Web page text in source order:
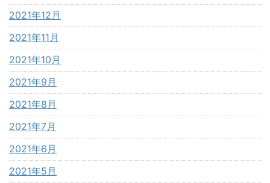
2021年12月
2021年11月
2021年10月
2021年9月
2021年8月
2021年7月
2021年6月
2021年5月